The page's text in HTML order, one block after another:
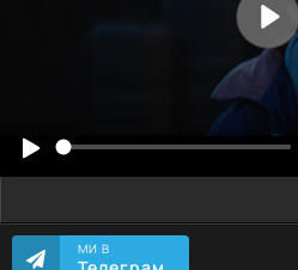
МИ В